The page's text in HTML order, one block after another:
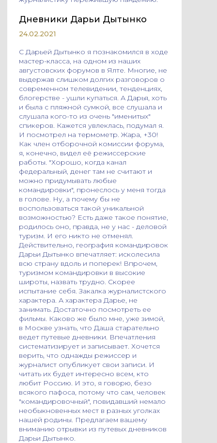
Дневники Дарьи Дытынко
24.02.2021
С Дарьей Дытынко я познакомился в ходе
мастер-класса, на одном из наших
августовских форумов в Ялте. Многие, не
выдержав слишком долгих разговоров о
современном телевидении, тенденциях,
блогерстве - ушли купаться. А Дарья, хоть
и была с пляжной сумкой, все слушала и
слушала кого-то из очень "именитых"
спикеров. Кажется увлеклась, подумал я.
И посмотрел на термометр. Жара, +30!
Как член отборочной комиссии форума,
я, конечно, видел её режиссерские
работы. "Хорошо, когда канал
федеральный, денег там не считают и
можно придумывать любые
командировки", пронеслось у меня тогда
в голове. Ну, а почему бы не
воспользоваться такой уникальной
возможностью? Есть даже такое понятие,
родилось оно, правда, не у нас - деловой
туризм. И его никто не отменял.
Действительно, география командировок
Дарьи Дытынко впечатляет: исколесила
всю страну вдоль и поперек! Впрочем,
туризмом командировки в высокие
широты, назвать трудно. Скорее
испытание себя. Закалка журналистского
характера. А характера Дарье, не
занимать. Достаточно посмотреть ее
фильмы. Каково же было мне, уже зимой,
в Москве узнать, что Даша старательно
ведет путевые дневники. Впечатления
систематизирует и записывает. Хочется
верить, что однажды режиссер и
журналист опубликует свои записи. И
читать их будет интересно всем, кто
любит Россию. И это, я говорю, безо
всякого пафоса, потому что сам, человек
"командировочный", повидавший немало
необыкновенных мест в разных уголках
нашей родины. Предлагаем вашему
вниманию отрывки из путевых дневников
Дарьи Дытынко.